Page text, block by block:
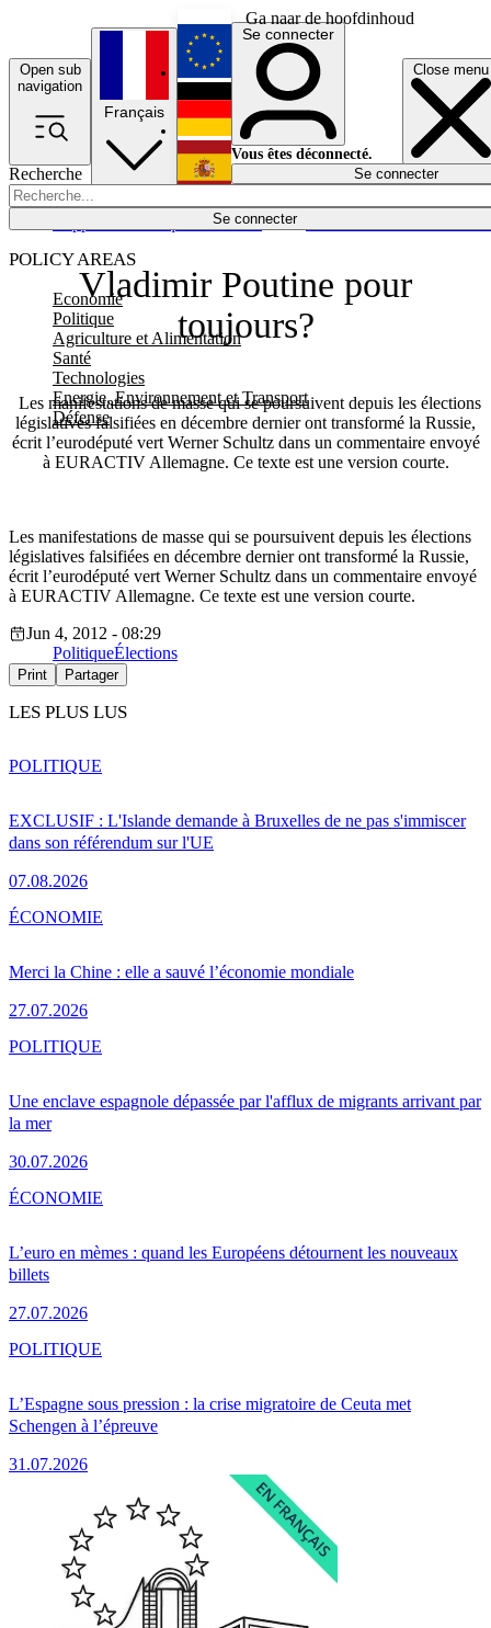
Ga naar de hoofdinhoud
Open sub
navigation
Close menu
Recherche
Se connecter
POLICY AREAS
Economie
Politique
Agriculture et Alimentation
Santé
Technologies
Energie, Environnement et Transport
Défense
Économie
Français
English
Deutsch
Español
Se connecter
Vous êtes déconnecté.
Se connecter
Vladimir Poutine pour
toujours?
Les manifestations de masse qui se poursuivent depuis les élections
législatives falsifiées en décembre dernier ont transformé la Russie,
écrit l’eurodéputé vert Werner Schultz dans un commentaire envoyé
à EURACTIV Allemagne. Ce texte est une version courte.
Les manifestations de masse qui se poursuivent depuis les élections
législatives falsifiées en décembre dernier ont transformé la Russie,
écrit l’eurodéputé vert Werner Schultz dans un commentaire envoyé
à EURACTIV Allemagne. Ce texte est une version courte.
Jun 4, 2012 - 08:29
PolitiqueÉlections
Print Partager
LES PLUS LUS
EXCLUSIF : L'Islande demande à Bruxelles de ne pas s'immiscer
dans son référendum sur l'UE
07.08.2026
POLITIQUE
Merci la Chine : elle a sauvé l’économie mondiale
27.07.2026
ÉCONOMIE
Une enclave espagnole dépassée par l'afflux de migrants arrivant par
la mer
30.07.2026
POLITIQUE
L’euro en mèmes : quand les Européens détournent les nouveaux
billets
27.07.2026
ÉCONOMIE
L’Espagne sous pression : la crise migratoire de Ceuta met
Schengen à l’épreuve
31.07.2026
POLITIQUE